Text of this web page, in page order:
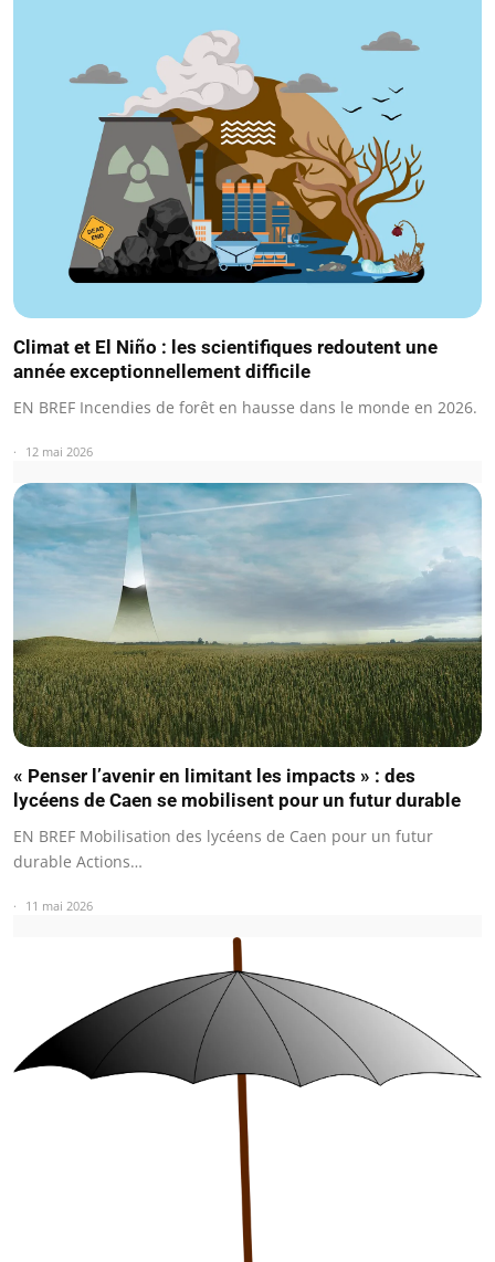
Climat et El Niño : les scientifiques redoutent une
année exceptionnellement difficile
EN BREF Incendies de forêt en hausse dans le monde en 2026.
12 mai 2026
« Penser l’avenir en limitant les impacts » : des
lycéens de Caen se mobilisent pour un futur durable
EN BREF Mobilisation des lycéens de Caen pour un futur
durable Actions…
11 mai 2026